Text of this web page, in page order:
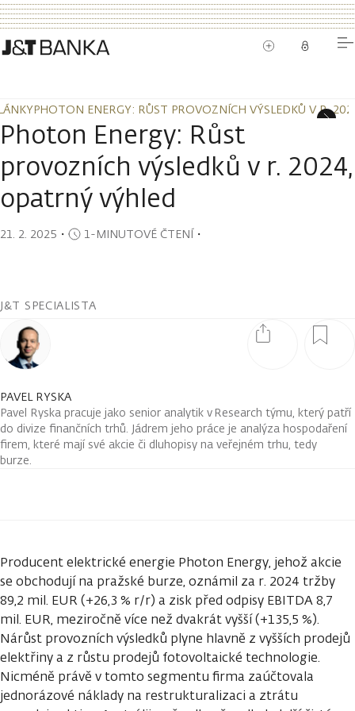
PHOTON ENERGY: RŮST PROVOZNÍCH VÝSLEDKŮ V R.
PHOTON ENERGY: RŮST PROVOZNÍCH VÝSLEDKŮ V R.
Photon Energy: Růst
provozních výsledků v r. 2024,
opatrný výhled
21. 2. 2025 ・ 1-MINUTOVÉ ČTENÍ・
J&T SPECIALISTA
PAVEL RYSKA
Pavel Ryska pracuje jako senior analytik v Research týmu, který patří
do divize finančních trhů. Jádrem jeho práce je analýza hospodaření
firem, které mají své akcie či dluhopisy na veřejném trhu, tedy
burze.
Producent elektrické energie Photon Energy, jehož akcie
se obchodují na pražské burze, oznámil za r. 2024 tržby
89,2 mil. EUR (+26,3 % r/r) a zisk před odpisy EBITDA 8,7
mil. EUR, meziročně více než dvakrát vyšší (+135,5 %).
Nárůst provozních výsledků plyne hlavně z vyšších prodejů
elektřiny a z růstu prodejů fotovoltaické technologie.
Nicméně právě v tomto segmentu firma zaúčtovala
jednorázové náklady na restrukturalizaci a ztrátu